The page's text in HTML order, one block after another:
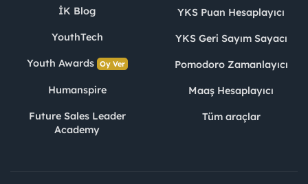
İK Blog
YouthTech
Youth Awards Oy Ver
Humanspire
Future Sales Leader
Academy
YKS Puan Hesaplayıcı
YKS Geri Sayım Sayacı
Pomodoro Zamanlayıcı
Maaş Hesaplayıcı
Tüm araçlar